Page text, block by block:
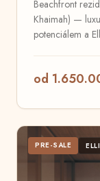
Beachfront
Khaimah) —
potenciálem a
od
PRE-SALE